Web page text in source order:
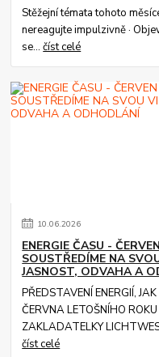
Stěžejní témata tohoto
nereagujte impulzivně ·
se...číst celé
10.06.2026
ENERGIE ČASU -
SOUSTŘEDÍME NA
JASNOST, ODVAHA A
PŘEDSTAVENÍ ENERGIÍ,
ČERVNA LETOŠNÍHO
ZAKLADATELKY
číst celé